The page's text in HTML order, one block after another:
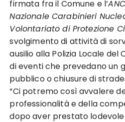
firmata fra il Comune e l’
Nazionale Carabinieri
Volontariato di Protezione
svolgimento di attività di
ausilio alla Polizia Locale del
di eventi che prevedano un
pubblico o chiusure di strade.
“Ci potremo così avvalere
professionalità e della
dopo aver prestato lodevole